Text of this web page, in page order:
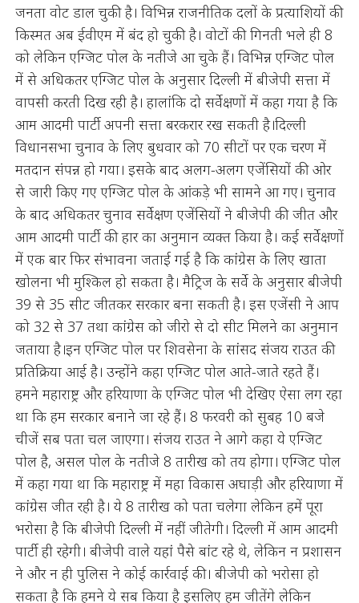
जनता वोट डाल चुकी है। विभिन्न राजनीतिक दलों के प्रत्याशियों की
किस्मत अब ईवीएम में बंद हो चुकी है। वोटों की गिनती भले ही 8
को लेकिन एग्जिट पोल के नतीजे आ चुके हैं। विभिन्न एग्जिट पोल
में से अधिकतर एग्जिट पोल के अनुसार दिल्ली में बीजेपी सत्ता में
वापसी करती दिख रही है। हालांकि दो सर्वेक्षणों में कहा गया है कि
आम आदमी पार्टी अपनी सत्ता बरकरार रख सकती है।दिल्ली
विधानसभा चुनाव के लिए बुधवार को 70 सीटों पर एक चरण में
मतदान संपन्न हो गया। इसके बाद अलग-अलग एजेंसियों की ओर
से जारी किए गए एग्जिट पोल के आंकड़े भी सामने आ गए। चुनाव
के बाद अधिकतर चुनाव सर्वेक्षण एजेंसियों ने बीजेपी की जीत और
आम आदमी पार्टी की हार का अनुमान व्यक्त किया है। कई सर्वेक्षणों
में एक बार फिर संभावना जताई गई है कि कांग्रेस के लिए खाता
खोलना भी मुश्किल हो सकता है। मैट्रिज के सर्वे के अनुसार बीजेपी
39 से 35 सीट जीतकर सरकार बना सकती है। इस एजेंसी ने आप
को 32 से 37 तथा कांग्रेस को जीरो से दो सीट मिलने का अनुमान
जताया है।इन एग्जिट पोल पर शिवसेना के सांसद संजय राउत की
प्रतिक्रिया आई है। उन्होंने कहा एग्जिट पोल आते-जाते रहते हैं।
हमने महाराष्ट्र और हरियाणा के एग्जिट पोल भी देखिए ऐसा लग रहा
था कि हम सरकार बनाने जा रहे हैं। 8 फरवरी को सुबह 10 बजे
चीजें सब पता चल जाएगा। संजय राउत ने आगे कहा ये एग्जिट
पोल है, असल पोल के नतीजे 8 तारीख को तय होगा। एग्जिट पोल
में कहा गया था कि महाराष्ट्र में महा विकास अघाड़ी और हरियाणा में
कांग्रेस जीत रही है। ये 8 तारीख को पता चलेगा लेकिन हमें पूरा
भरोसा है कि बीजेपी दिल्ली में नहीं जीतेगी। दिल्ली में आम आदमी
पार्टी ही रहेगी। बीजेपी वाले यहां पैसे बांट रहे थे, लेकिन न प्रशासन
ने और न ही पुलिस ने कोई कार्रवाई की। बीजेपी को भरोसा हो
सकता है कि हमने ये सब किया है इसलिए हम जीतेंगे लेकिन